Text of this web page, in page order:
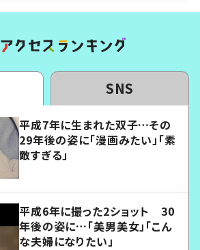
SNS
平成7年に生まれた双子…その
29年後の姿に「漫画みたい」「素
敵すぎる」
平成6年に撮った2ショット 30
年後の姿に…「美男美女」「こん
な夫婦になりたい」